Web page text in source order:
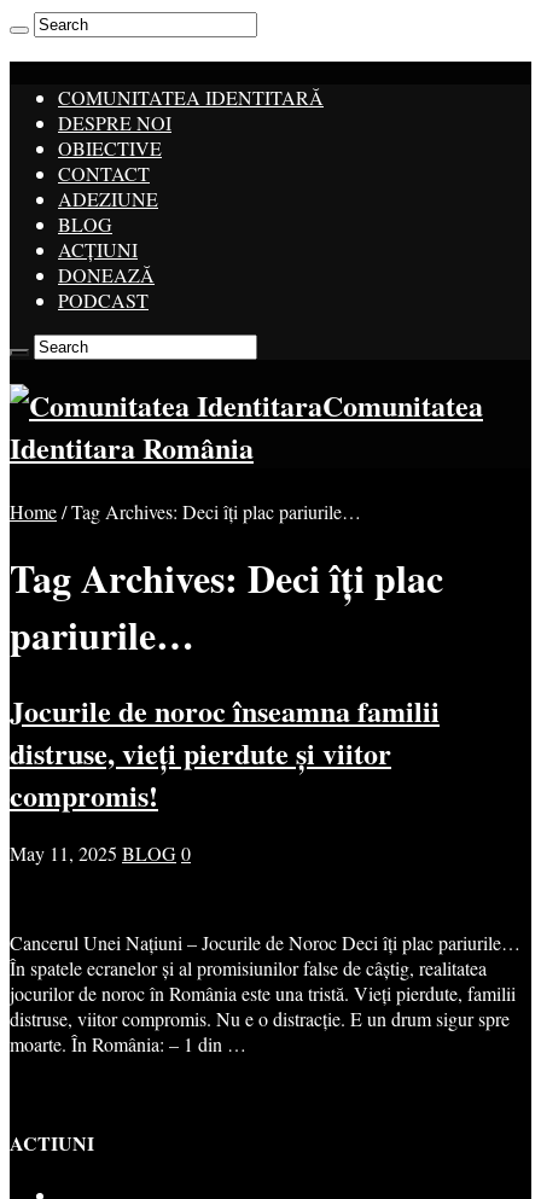
COMUNITATEA IDENTITARĂ
DESPRE NOI
OBIECTIVE
CONTACT
ADEZIUNE
BLOG
ACȚIUNI
DONEAZĂ
PODCAST
Comunitatea
Identitara România
Home/Tag Archives: Deci îți plac pariurile…
Tag Archives: Deci îți plac
pariurile…
Jocurile de noroc înseamna familii
distruse, vieți pierdute și viitor
compromis!
May 11, 2025 BLOG0
Cancerul Unei Națiuni – Jocurile de Noroc Deci îți plac pariurile…
În spatele ecranelor și al promisiunilor false de câștig, realitatea
jocurilor de noroc în România este una tristă. Vieți pierdute, familii
distruse, viitor compromis. Nu e o distracție. E un drum sigur spre
moarte. În România: – 1 din …
ACTIUNI